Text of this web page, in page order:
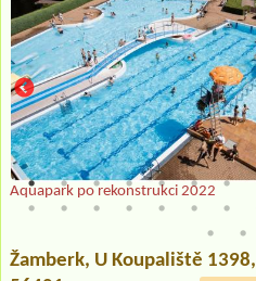
Aquapark po rekonstrukci 2022
Žamberk, U Koupaliště 1398,